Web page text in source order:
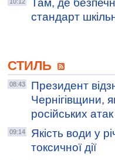
Там, де
стандарт
СТИЛЬ
08:43
Президент
Чернігівщини,
російських атак
09:14
Якість води у
токсичної дії